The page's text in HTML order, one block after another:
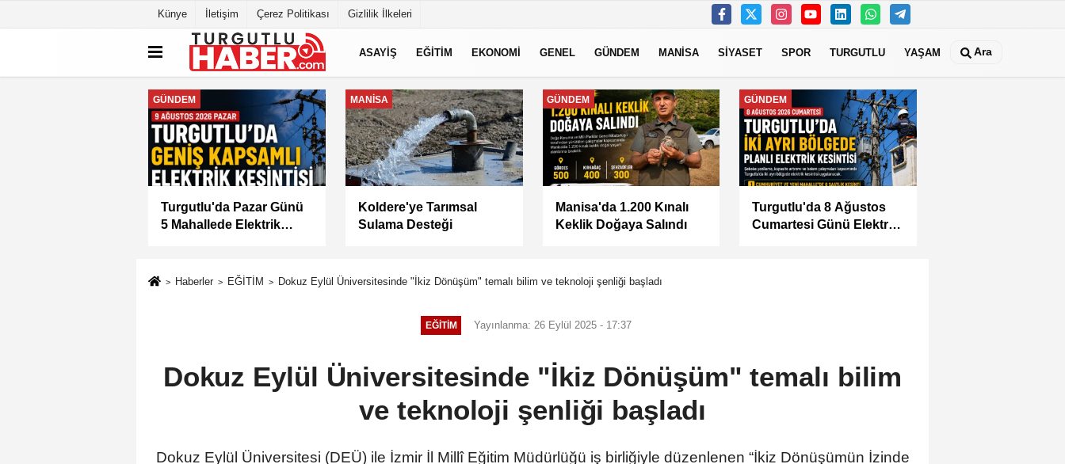
Künye İletişim Çerez Politikası Gizlilik İlkeleri
ASAYİŞ EĞİTİM EKONOMİ GENEL GÜNDEM MANİSA SİYASET SPOR TURGUTLU YAŞAM Ara
MANİSA
Manisa Büyükşehir
Belediyesi “Sağlıklı
MANİSA
Keli Mahallesi'nde Asfalt
Çalışması Tamamlandı
MANİSA
BAŞKAN ŞİMŞEK
SAHADAKİ
MANİSA
KÜÇÜK SANAYİ
SİTESİ'NİN SORUNLARI
Haberler EĞİTİM Dokuz Eylül Üniversitesinde "İkiz Dönüşüm" temalı bilim ve teknoloji şenliği başladı
EĞİTİM Yayınlanma: 26 Eylül 2025 - 17:37
Dokuz Eylül Üniversitesinde "İkiz Dönüşüm" temalı bilim
ve teknoloji şenliği başladı
Dokuz Eylül Üniversitesi (DEÜ) ile İzmir İl Millî Eğitim Müdürlüğü iş birliğiyle düzenlenen “İkiz Dönüşümün İzinde